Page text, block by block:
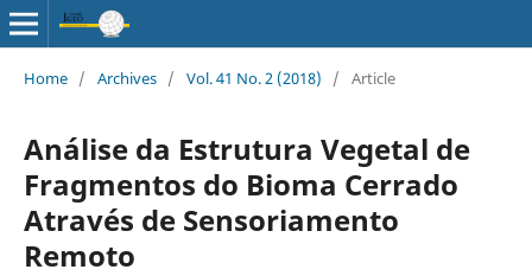
Home / Archives / Vol. 41 No. 2 (2018) / Article
Análise da Estrutura Vegetal de
Fragmentos do Bioma Cerrado
Através de Sensoriamento
Remoto